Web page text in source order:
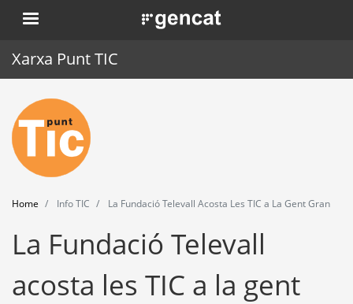
Skip
to
. Obre en una nova finestra.
Xarxa Punt TIC
Home
Punt TIC
News
Events
Training
Tools
Home Info TIC La Fundació Televall Acosta Les TIC a La Gent Gran
La Fundació Televall
acosta les TIC a la gent